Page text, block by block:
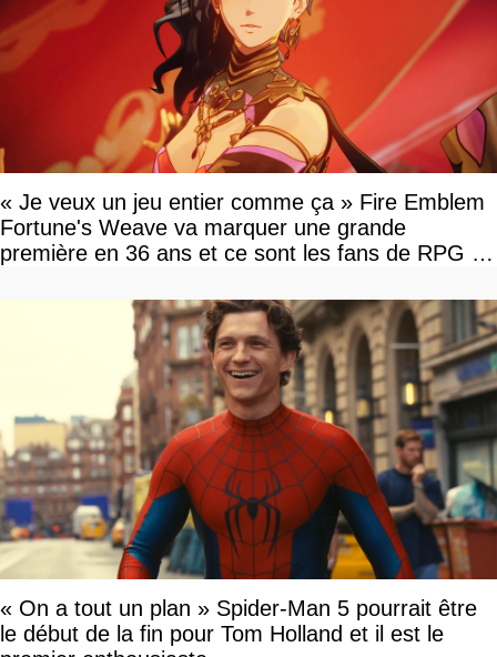
« Je veux un jeu entier comme ça » Fire Emblem
Fortune's Weave va marquer une grande
première en 36 ans et ce sont les fans de RPG en
« On a tout un plan » Spider-Man 5 pourrait être
le début de la fin pour Tom Holland et il est le